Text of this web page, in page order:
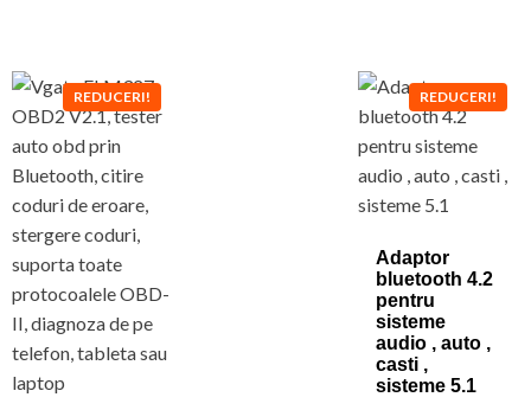
REDUCERI! REDUCERI!
Adaptor
bluetooth 4.2
pentru
sisteme
audio , auto ,
casti ,
sisteme 5.1